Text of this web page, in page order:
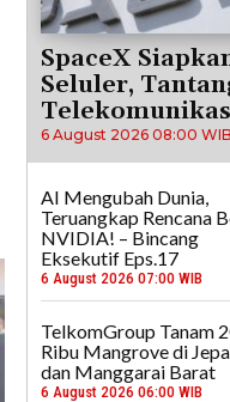
SpaceX
Seluler,
6 August 2026 08:00 WIB
AI Mengubah Dunia,
Teruangkap Rencana
NVIDIA! – Bincang
Eksekutif Eps.17
6 August 2026 07:00 WIB
TelkomGroup Tanam
Ribu Mangrove di
dan Manggarai Barat
6 August 2026 06:00 WIB